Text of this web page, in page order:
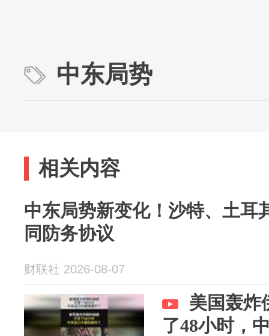
中东局势
相关内容
中东局势新变化！沙特、土耳
同防务协议
财联社 2026-08-07
美国轰炸
了48小时，